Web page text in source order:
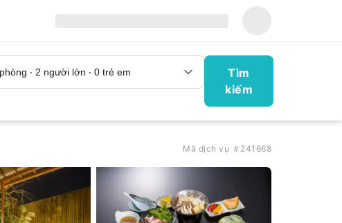
Tìm
kiếm
Mã dịch vụ ＃241668